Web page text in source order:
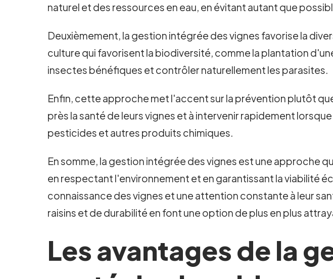
naturel et des ressources en eau, en évitant autant que
Deuxièmement, la gestion intégrée des vignes favorise la
culture qui favorisent la biodiversité, comme la plantation
insectes bénéfiques et contrôler naturellement les parasites.
Enfin, cette approche met l'accent sur la prévention plutôt
près la santé de leurs vignes et à intervenir rapidement
pesticides et autres produits chimiques.
En somme, la gestion intégrée des vignes est une approche
en respectant l'environnement et en garantissant la viabilité
connaissance des vignes et une attention constante à leur
raisins et de durabilité en font une option de plus en plus
Les avantages de la